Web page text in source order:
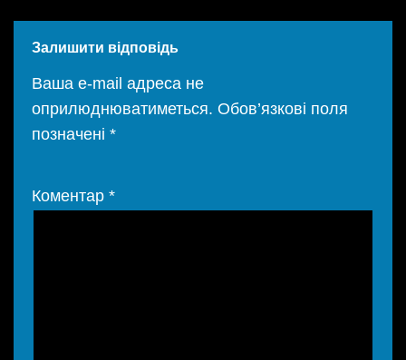
Залишити відповідь
Ваша e-mail адреса не
оприлюднюватиметься. Обов’язкові поля
позначені *
Коментар *